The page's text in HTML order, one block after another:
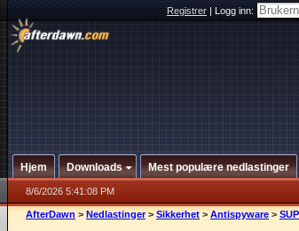
Registrer|Logg inn:
Hjem Downloads Mest populære nedlastinger
8/6/2026 5:41:08 PM
AfterDawn > Nedlastinger > Sikkerhet > Antispyware >